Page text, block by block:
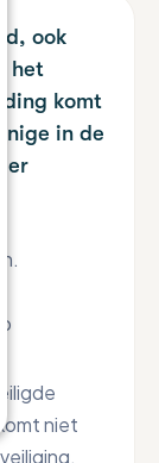
ook
het
komt
in de
er
niet